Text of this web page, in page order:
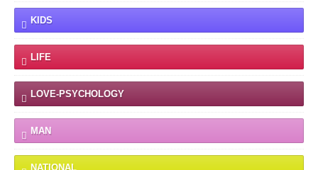
KIDS
LIFE
LOVE-PSYCHOLOGY
MAN
NATIONAL